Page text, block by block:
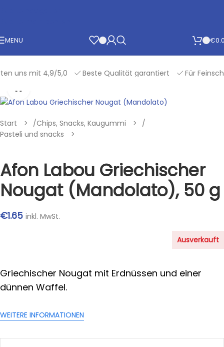
MENU €
uns mit 4,9/5,0 Beste Qualität garantiert Für
Start /Chips, Snacks, Kaugummi
/
Pasteli und snacks
Afon Labou Griechischer
Nougat (Mandolato), 50 g
€1.65 inkl. MwSt.
Ausverkauft
Griechischer Nougat mit Erdnüssen und einer
dünnen Waffel.
WEITERE INFORMATIONEN